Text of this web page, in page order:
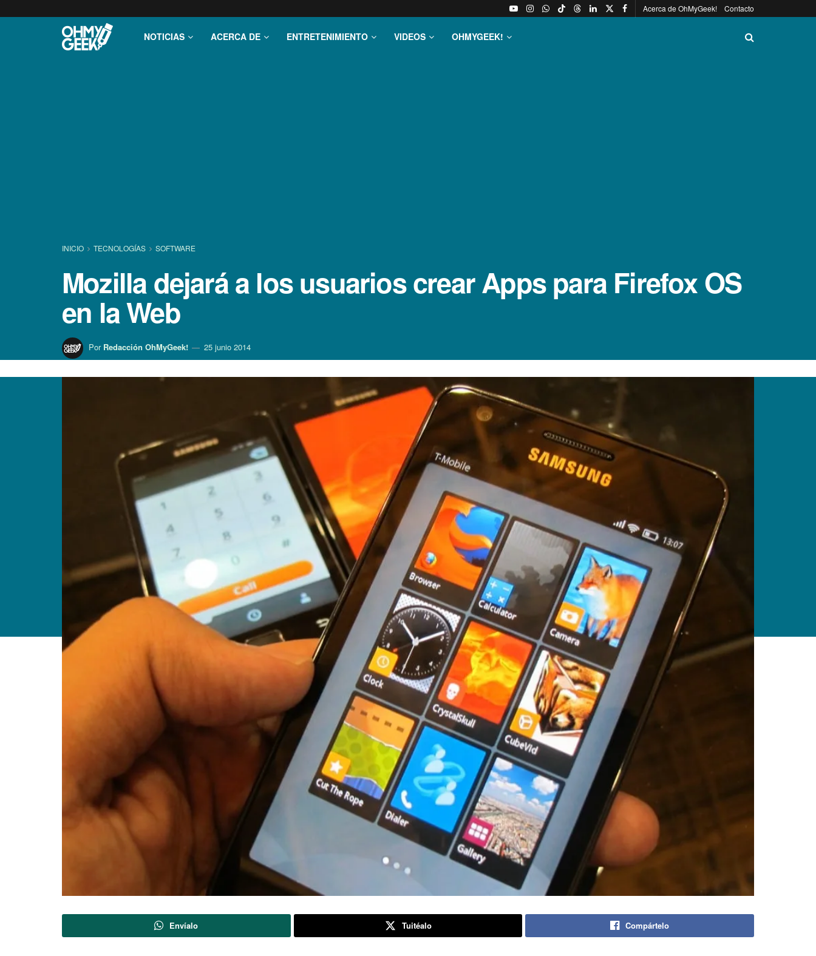
Acerca de OhMyGeek! Contacto
NOTICIAS ACERCA DE ENTRETENIMIENTO VIDEOS OHMYGEEK!
INICIO TECNOLOGÍ­AS SOFTWARE
Mozilla dejará a los usuarios crear Apps para Firefox OS
en la Web
Por Redacción OhMyGeek! 25 junio 2014
Envíalo Tuitéalo Compártelo